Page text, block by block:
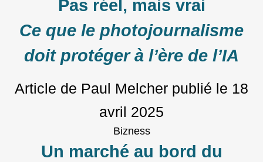
Pas réel, mais vrai
Ce que le photojournalisme
doit protéger à l’ère de l’IA
Article de Paul Melcher publié le 18
avril 2025
Bizness
Un marché au bord du